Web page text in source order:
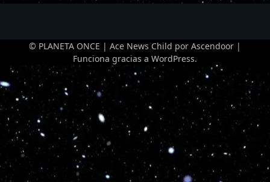
© PLANETA ONCE | Ace News Child por Ascendoor |
Funciona gracias a WordPress.